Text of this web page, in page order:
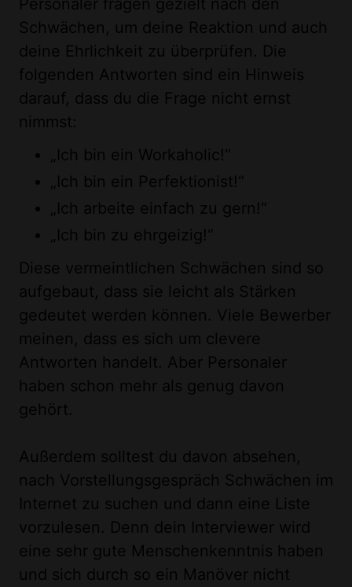
Schwächen, um deine Reaktion und auch
deine Ehrlichkeit zu überprüfen. Die
folgenden Antworten sind ein Hinweis
darauf, dass du die Frage nicht ernst
nimmst:
„Ich bin ein Workaholic!“
„Ich bin ein Perfektionist!“
„Ich arbeite einfach zu gern!“
„Ich bin zu ehrgeizig!“
Diese vermeintlichen Schwächen sind so
aufgebaut, dass sie leicht als Stärken
gedeutet werden können. Viele Bewerber
meinen, dass es sich um clevere
Antworten handelt. Aber Personaler
haben schon mehr als genug davon
gehört.
Außerdem solltest du davon absehen,
nach Vorstellungsgespräch Schwächen im
Internet zu suchen und dann eine Liste
vorzulesen. Denn dein Interviewer wird
eine sehr gute Menschenkenntnis haben
und sich durch so ein Manöver nicht